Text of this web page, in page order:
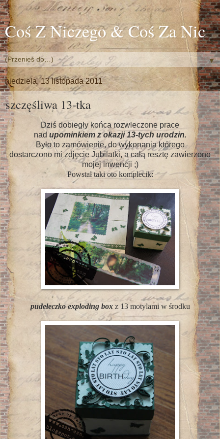
Coś Z Niczego & Coś Za Nic
▼
niedziela, 13 listopada 2011
szczęśliwa 13-tka
Dziś dobiegły końca rozwleczone prace
nadupominkiem z okazji 13-tych urodzin.
Było to zamówienie, do wykonania którego
dostarczono mi zdjęcie Jubilatki, a całą resztę zawierzono
mojej inwencji ;)
Powstał taki oto komplecik:
pudełeczko exploding boxz 13 motylami w środku